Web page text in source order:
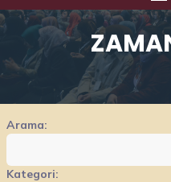
Arama:
Kategori: